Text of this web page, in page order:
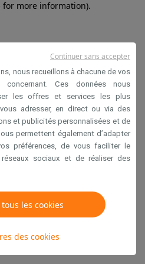
for more information).
nous recueillons à chacune de vos
Ces données nous
les offres et services les plus
adresser, en direct ou via des
et publicités personnalisées et de
permettent également d’adapter
préférences, de vous faciliter le
sociaux et de réaliser des
les cookies
des cookies
Continuer sans accepter